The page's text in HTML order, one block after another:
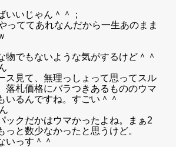
いいじゃん＾＾；
っててあれなんだから一生あのまま
物でもないような気がするけど＾＾
ス見て、無理っしょって思ってスル
落札価格にバラつきあるもののウマ
いるんですね。すごい＾＾
ックだかはウマかったよね。まぁ2
っと数少なかったと思うけど。
いっす＾＾